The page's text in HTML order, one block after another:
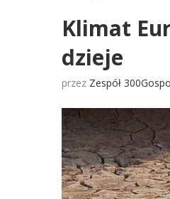
Klimat
dzieje
przez Zespół